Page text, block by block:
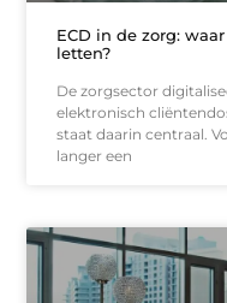
ECD in de zorg:
letten?
De zorgsector
elektronisch
staat daarin centraal.
langer een